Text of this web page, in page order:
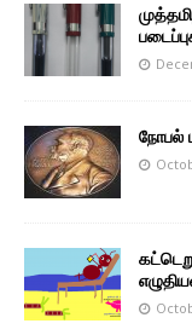
நோபல்